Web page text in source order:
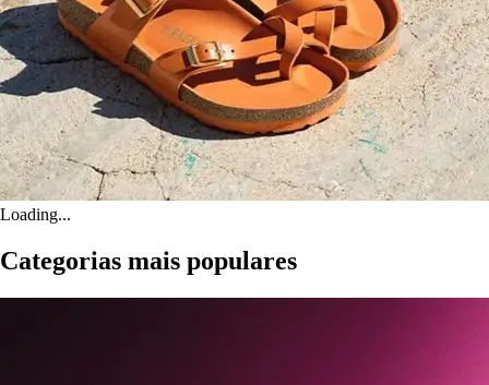
Loading...
Categorias mais populares